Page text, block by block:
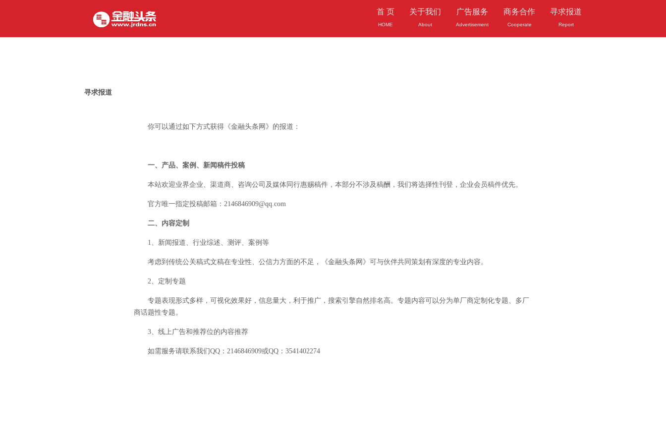
首 页
HOME
关于我们
About
广告服务
Advertisement
商务合作
Cooperate
寻求报道
Report
寻求报道
你可以通过如下方式获得《金融头条网》的报道：
一、产品、案例、新闻稿件投稿
本站欢迎业界企业、渠道商、咨询公司及媒体同行惠赐稿件，本部分不涉及稿酬，我们将选择性刊登，企业会员稿件优先。
官方唯一指定投稿邮箱：2146846909@qq.com
二、内容定制
1、新闻报道、行业综述、测评、案例等
考虑到传统公关稿式文稿在专业性、公信力方面的不足，《金融头条网》可与伙伴共同策划有深度的专业内容。
2、定制专题
专题表现形式多样，可视化效果好，信息量大，利于推广，搜索引擎自然排名高。专题内容可以分为单厂商定制化专题、多厂
商话题性专题。
3、线上广告和推荐位的内容推荐
如需服务请联系我们QQ：2146846909或QQ：3541402274